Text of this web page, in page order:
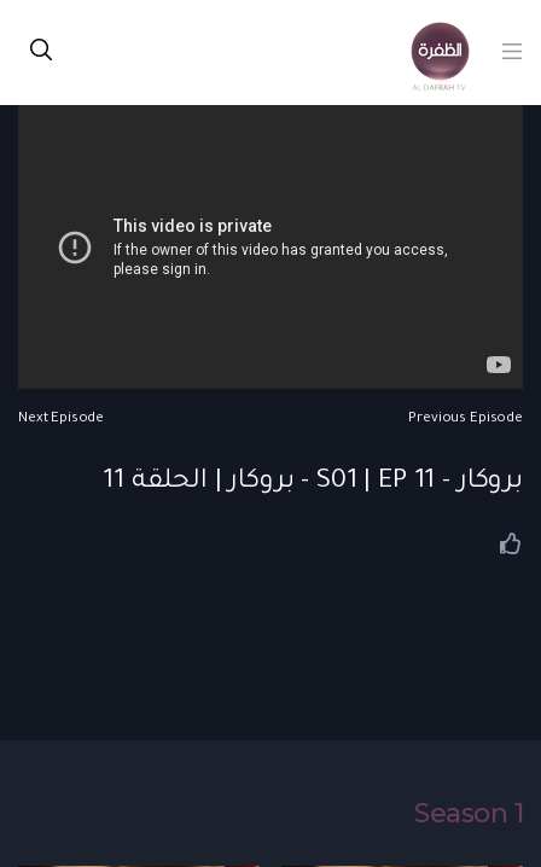
Previous Episode
Next Episode
بروكار - S01 | EP 11 - بروكار | الحلقة 11
Season 1